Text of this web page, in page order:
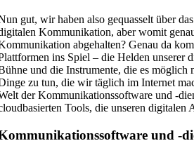
gut, wir haben also gequasselt über
Kommunikation, aber womit
abgehalten? Genau da
ins Spiel – die Helden unserer
und die Instrumente, die es möglich
zu tun, die wir täglich im Internet
der Kommunikationssoftware und -
Tools, die unseren digitalen
und -